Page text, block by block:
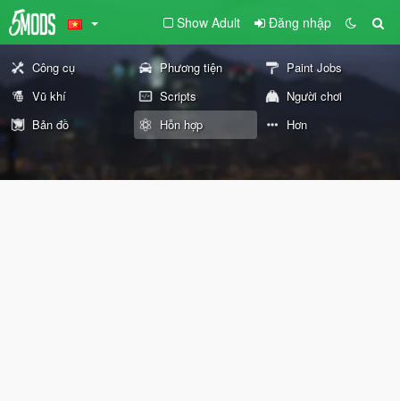
Show Adult Đăng nhập
Công cụ Phương tiện
Paint Jobs
Vũ khí
Scripts
Người chơi
Bản đồ
Hỗn hợp Hơn